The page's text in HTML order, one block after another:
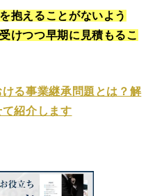
抱えることがないよう
けつつ早期に見積もるこ
る事業継承問題とは？解
紹介します